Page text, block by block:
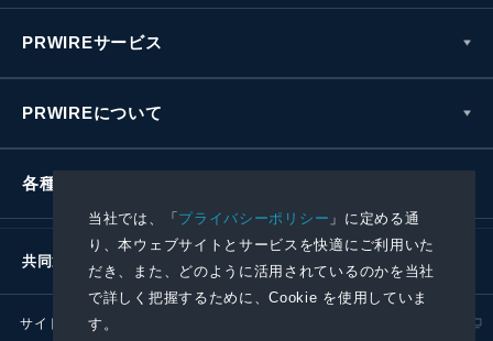
当社では、「プライバシーポリシー 」に定める通
り、本ウェブサイトとサービスを快適にご利用いた
だき、また、どのように活用されているのかを当社
で詳しく把握するために、Cookie を使用していま
す。
PRWIREサービス
PRWIREについて
各種お問い合わせ
共同通信社グループ
サイトポリシー